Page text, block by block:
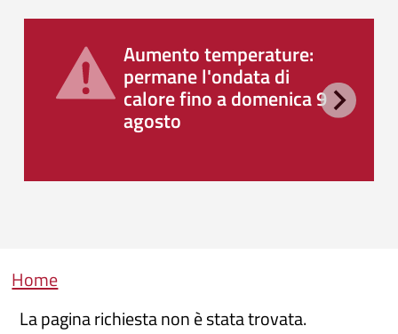
Aumento temperature:
permane l'ondata di
calore fino a domenica 9
agosto
Briciole di pane
Home
La pagina richiesta non è stata trovata.